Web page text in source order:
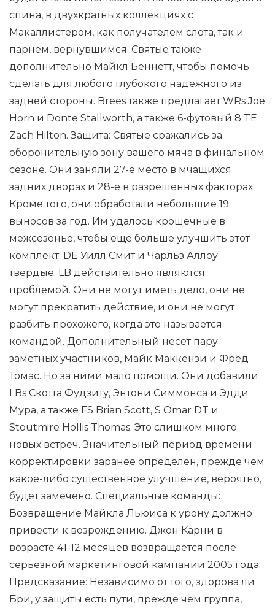
спина, в двухкратных коллекциях с
Макаллистером, как получателем слота, так и
парнем, вернувшимся. Святые также
дополнительно Майкл Беннетт, чтобы помочь
сделать для любого глубокого надежного из
задней стороны. Brees также предлагает WRs Joe
Horn и Donte Stallworth, а также 6-футовый 8 TE
Zach Hilton. Защита: Святые сражались за
оборонительную зону вашего мяча в финальном
сезоне. Они заняли 27-е место в мчащихся
задних дворах и 28-е в разрешенных факторах.
Кроме того, они обработали небольшие 19
выносов за год. Им удалось крошечные в
межсезонье, чтобы еще больше улучшить этот
комплект. DE Уилл Смит и Чарльз Аллоу
твердые. LB действительно являются
проблемой. Они не могут иметь дело, они не
могут прекратить действие, и они не могут
разбить прохожего, когда это называется
командой. Дополнительный несет пару
заметных участников, Майк Маккензи и Фред
Томас. Но за ними мало помощи. Они добавили
LBs Скотта Фудзиту, Энтони Симмонса и Эдди
Мура, а также FS Brian Scott, S Omar DT и
Stoutmire Hollis Thomas. Это слишком много
новых встреч. Значительный период времени
корректировки заранее определен, прежде чем
какое-либо существенное улучшение, вероятно,
будет замечено. Специальные команды:
Возвращение Майкла Льюиса к урону должно
привести к возрождению. Джон Карни в
возрасте 41-12 месяцев возвращается после
серьезной маркетинговой кампании 2005 года.
Предсказание: Независимо от того, здорова ли
Бри, у защиты есть пути, прежде чем группа,